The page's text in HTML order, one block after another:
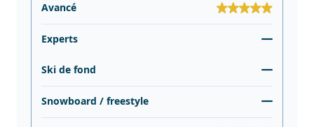
Avancé
Experts
Ski de fond
Snowboard / freestyle